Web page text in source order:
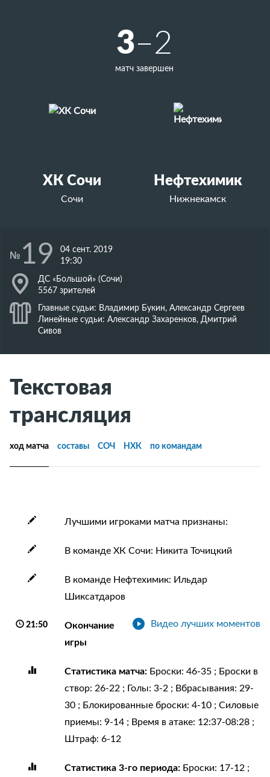
ХК Сочи
Сочи
3–2
матч завершен
Нефтехимик
Нижнекамск
№ 19
04 сент. 2019
19:30
J
ДС «Большой» (Сочи)
5567 зрителей
K
Главные судьи: Владимир Букин, Александр Сергеев
Линейные судьи: Александр Захаренков, Дмитрий
Сивов
Текстовая
трансляция
ход матча составы СОЧ НХК по командам
Лучшими игроками матча признаны:
В команде ХК Сочи: Никита Точицкий
В команде Нефтехимик: Ильдар
Шиксатдаров
21:50 Видео лучших моментов
Окончание
игры
Статистика матча: Броски: 46-35 ; Броски в
створ: 26-22 ; Голы: 3-2 ; Вбрасывания: 29-
30 ; Блокированные броски: 4-10 ; Силовые
приемы: 9-14 ; Время в атаке: 12:37-08:28 ;
Штраф: 6-12
Статистика 3-го периода: Броски: 17-12 ;